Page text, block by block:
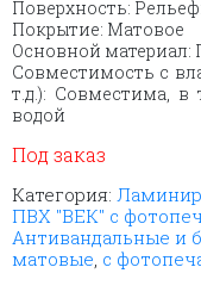
Поверхность:
Покрытие: Матовое
Основной материал:
Совместимость с
т.д.): Совместима,
водой
Под заказ
Категория:
ПВХ "ВЕК" с
Антивандальные и
матовые с